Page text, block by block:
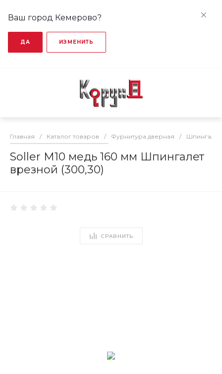
Ваш город Кемерово?
ДА ИЗМЕНИТЬ
Главная / Каталог товаров / Фурнитура дверная /
Soller М10 медь 160 мм Шпингалет
врезной (300,30)
СРАВНИТЬ